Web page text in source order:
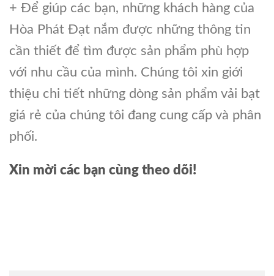
+ Để giúp các bạn, những khách hàng của
Hòa Phát Đạt nắm được những thông tin
cần thiết để tìm được sản phẩm phù hợp
với nhu cầu của mình. Chúng tôi xin giới
thiệu chi tiết những dòng sản phẩm vải bạt
giá rẻ của chúng tôi đang cung cấp và phân
phối.
Xin mời các bạn cùng theo dõi!